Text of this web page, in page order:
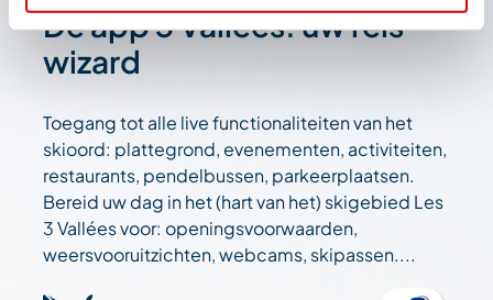
De app 3 Vallées: uw reis
wizard
Toegang tot alle live functionaliteiten van het
skioord: plattegrond, evenementen, activiteiten,
restaurants, pendelbussen, parkeerplaatsen.
Bereid uw dag in het (hart van het) skigebied Les
3 Vallées voor: openingsvoorwaarden,
weersvooruitzichten, webcams, skipassen....